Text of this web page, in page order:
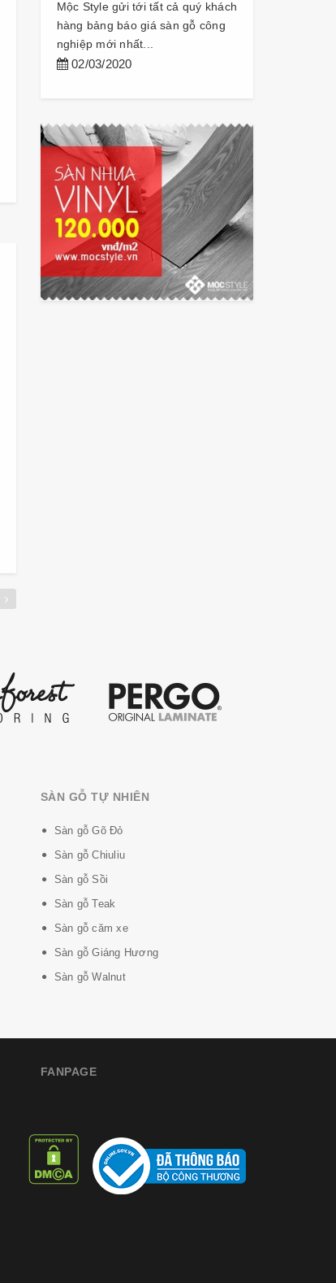
Mộc Style gửi tới tất cả quý khách
hàng bảng báo giá sàn gỗ công
nghiệp mới nhất...
02/03/2020
SÀN GỖ TỰ NHIÊN
Sàn gỗ Gõ Đỏ
Sàn gỗ Chiuliu
Sàn gỗ Sồi
Sàn gỗ Teak
Sàn gỗ căm xe
Sàn gỗ Giáng Hương
Sàn gỗ Walnut
FANPAGE